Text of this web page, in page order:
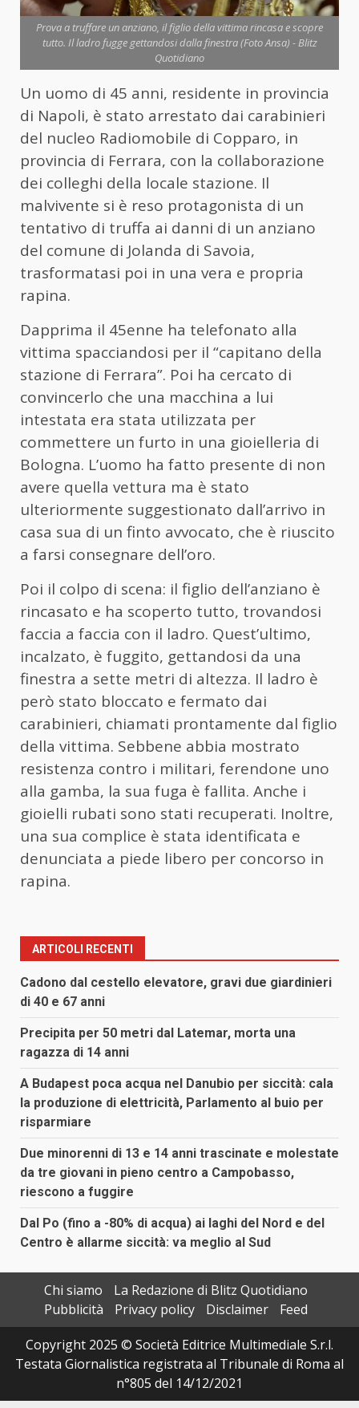
Prova a truffare un anziano, il figlio della vittima rincasa e scopre
tutto. Il ladro fugge gettandosi dalla finestra (Foto Ansa) - Blitz
Quotidiano
Un uomo di 45 anni, residente in provincia
di Napoli, è stato arrestato dai carabinieri
del nucleo Radiomobile di Copparo, in
provincia di Ferrara, con la collaborazione
dei colleghi della locale stazione. Il
malvivente si è reso protagonista di un
tentativo di truffa ai danni di un anziano
del comune di Jolanda di Savoia,
trasformatasi poi in una vera e propria
rapina.
Dapprima il 45enne ha telefonato alla
vittima spacciandosi per il “capitano della
stazione di Ferrara”. Poi ha cercato di
convincerlo che una macchina a lui
intestata era stata utilizzata per
commettere un furto in una gioielleria di
Bologna. L’uomo ha fatto presente di non
avere quella vettura ma è stato
ulteriormente suggestionato dall’arrivo in
casa sua di un finto avvocato, che è riuscito
a farsi consegnare dell’oro.
Poi il colpo di scena: il figlio dell’anziano è
rincasato e ha scoperto tutto, trovandosi
faccia a faccia con il ladro. Quest’ultimo,
incalzato, è fuggito, gettandosi da una
finestra a sette metri di altezza. Il ladro è
però stato bloccato e fermato dai
carabinieri, chiamati prontamente dal figlio
della vittima. Sebbene abbia mostrato
resistenza contro i militari, ferendone uno
alla gamba, la sua fuga è fallita. Anche i
gioielli rubati sono stati recuperati. Inoltre,
una sua complice è stata identificata e
denunciata a piede libero per concorso in
rapina.
ARTICOLI RECENTI
Cadono dal cestello elevatore, gravi due giardinieri
di 40 e 67 anni
Precipita per 50 metri dal Latemar, morta una
ragazza di 14 anni
A Budapest poca acqua nel Danubio per siccità: cala
la produzione di elettricità, Parlamento al buio per
risparmiare
Due minorenni di 13 e 14 anni trascinate e molestate
da tre giovani in pieno centro a Campobasso,
riescono a fuggire
Dal Po (fino a -80% di acqua) ai laghi del Nord e del
Centro è allarme siccità: va meglio al Sud
Chi siamo
La Redazione di Blitz Quotidiano
Pubblicità
Privacy policy Disclaimer
Feed
Copyright 2025 © Società Editrice Multimediale S.r.l.
Testata Giornalistica registrata al Tribunale di Roma al
n°805 del 14/12/2021